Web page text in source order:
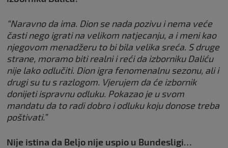
“Naravno da ima. Dion se nada pozivu i nema veće
časti nego igrati na velikom natjecanju, a i meni kao
njegovom menadžeru to bi bila velika sreća. S druge
strane, moramo biti realni i reći da izborniku Daliću
nije lako odlučiti. Dion igra fenomenalnu sezonu, ali i
drugi su tu s razlogom. Vjerujem da će izbornik
donijeti ispravnu odluku. Pokazao je u svom
mandatu da to radi dobro i odluku koju donose treba
poštivati.”
Nije istina da Beljo nije uspio u Bundesligi…